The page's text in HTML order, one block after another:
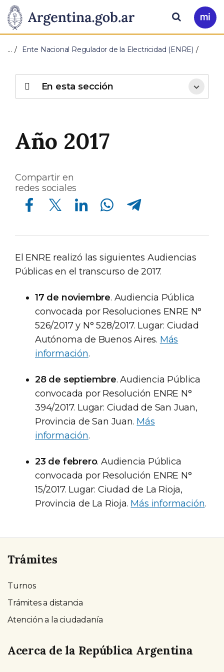
Presidencia
de
Nación
Pasar al contenido principal
Ir
a
Buscar
… Ente Nacional Regulador de la Electricidad (ENRE)
Año 2017
Compartir en
redes sociales
Compartir en Facebook Compartir en Twitter Compartir en Linkedin Compartir en Whatsapp Compartir en Telegram
El ENRE realizó las siguientes Audiencias
Públicas en el transcurso de 2017.
17 de noviembre. Audiencia Pública
convocada por Resoluciones ENRE N°
526/2017 y N° 528/2017. Lugar: Ciudad
Autónoma de Buenos Aires. Más
información.
28 de septiembre. Audiencia Pública
convocada por Resolución ENRE N°
394/2017. Lugar: Ciudad de San Juan,
Provincia de San Juan. Más
información.
23 de febrero. Audiencia Pública
convocada por Resolución ENRE N°
15/2017. Lugar: Ciudad de La Rioja,
Provincia de La Rioja. Más información.
En esta sección
Trámites
Turnos
Trámites a distancia
Atención a la ciudadanía
Acerca de la República Argentina